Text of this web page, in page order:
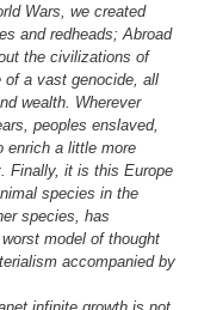
Wars, we created
and redheads; Abroad
the civilizations of
of a vast genocide, all
wealth. Wherever
peoples enslaved,
enrich a little more
Finally, it is this Europe
species in the
species, has
model of thought
accompanied by